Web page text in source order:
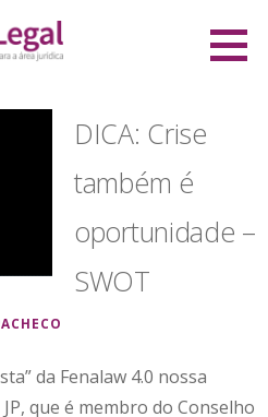
DICA: Crise
também é
oportunidade –
SWOT
da Fenalaw 4.0 nossa
que é membro do Conselho